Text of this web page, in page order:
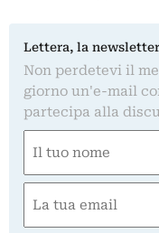
Lettera, la
Non perdetevi il
giorno un'e-mail
partecipa alla
(Required)
First
(Required)